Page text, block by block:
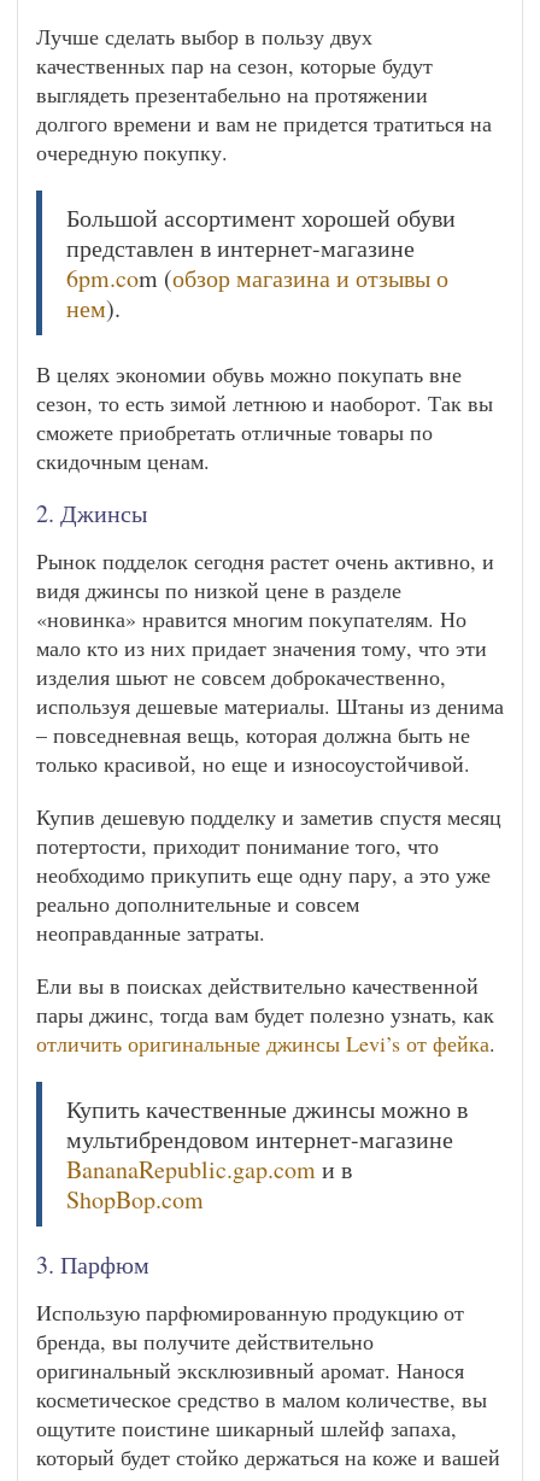
Лучше сделать выбор в пользу двух
качественных пар на сезон, которые будут
выглядеть презентабельно на протяжении
долгого времени и вам не придется тратиться на
очередную покупку.
Большой ассортимент хорошей обуви
представлен в интернет-магазине
6pm.com (обзор магазина и отзывы о
нем).
В целях экономии обувь можно покупать вне
сезон, то есть зимой летнюю и наоборот. Так вы
сможете приобретать отличные товары по
скидочным ценам.
2. Джинсы
Рынок подделок сегодня растет очень активно, и
видя джинсы по низкой цене в разделе
«новинка» нравится многим покупателям. Но
мало кто из них придает значения тому, что эти
изделия шьют не совсем доброкачественно,
используя дешевые материалы. Штаны из денима
– повседневная вещь, которая должна быть не
только красивой, но еще и износоустойчивой.
Купив дешевую подделку и заметив спустя месяц
потертости, приходит понимание того, что
необходимо прикупить еще одну пару, а это уже
реально дополнительные и совсем
неоправданные затраты.
Ели вы в поисках действительно качественной
пары джинс, тогда вам будет полезно узнать, как
отличить оригинальные джинсы Levi’s от фейка.
Купить качественные джинсы можно в
мультибрендовом интернет-магазине
BananaRepublic.gap.comи в
ShopBop.com
3. Парфюм
Использую парфюмированную продукцию от
бренда, вы получите действительно
оригинальный эксклюзивный аромат. Нанося
косметическое средство в малом количестве, вы
ощутите поистине шикарный шлейф запаха,
который будет стойко держаться на коже и вашей